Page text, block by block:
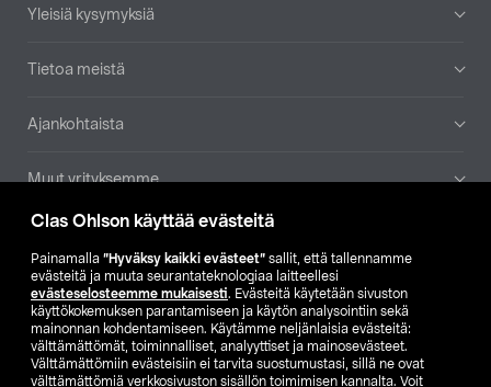
Clas Ohlson käyttää evästeitä
Painamalla ”Hyväksy kaikki evästeet” sallit, että tallennamme
evästeitä ja muuta seurantateknologiaa laitteellesi
evästeselosteemme mukaisesti. Evästeitä käytetään sivuston
käyttökokemuksen parantamiseen ja käytön analysointiin sekä
mainonnan kohdentamiseen. Käytämme neljänlaisia evästeitä:
välttämättömät, toiminnalliset, analyyttiset ja mainosevästeet.
Välttämättömiin evästeisiin ei tarvita suostumustasi, sillä ne ovat
välttämättömiä verkkosivuston sisällön toimimisen kannalta. Voit
Yleisiä kysymyksiä
Tietoa meistä
Ajankohtaista
Muut yrityksemme
Etsi myymälä
SE NO FI
FI SV